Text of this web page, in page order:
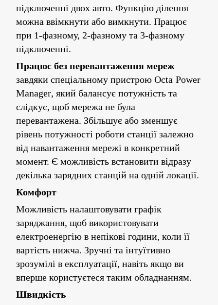
підключенні двох авто. Функцію ділення
можна ввімкнути або вимкнути. Працює
при 1-фазному, 2-фазному та 3-фазному
підключенні.
Працює без перевантаження мереж
завдяки спеціальному пристрою Octa Power
Manager, який балансує потужність та
слідкує, щоб мережа не була
перевантажена. Збільшує або зменшує
рівень потужності роботи станції залежно
від навантаження мережі в конкретний
момент. Є можливість встановити відразу
декілька зарядних станцій на одній локації.
Комфорт
Можливість налаштовувати графік
заряджання, щоб використовувати
електроенергію в непікові години, коли її
вартість нижча. Зручні та інтуїтивно
зрозумілі в експлуатації, навіть якщо ви
вперше користуєтеся таким обладнанням.
Швидкість